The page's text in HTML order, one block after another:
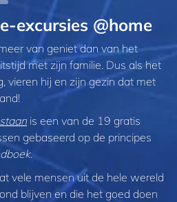
excursies @home
van geniet dan van het
met zijn familie. Dus als het
vieren hij en zijn gezin dat met
is een van de 19 gratis
gebaseerd op de principes
.
vele mensen uit de hele wereld
blijven en die het goed doen